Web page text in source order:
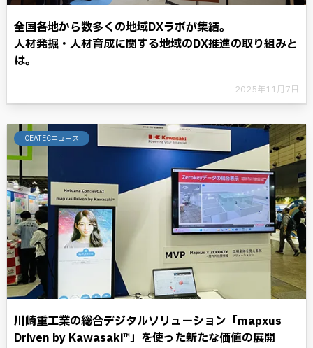
全国各地から数多くの地域DXラボが集結。
人材発掘・人材育成に関する地域のDX推進の取り組みと
は。
2025年11月7日
CEATECニュース
川崎重工業の総合デジタルソリューション「mapxus
Driven by Kawasaki™」を使った新たな価値の展開